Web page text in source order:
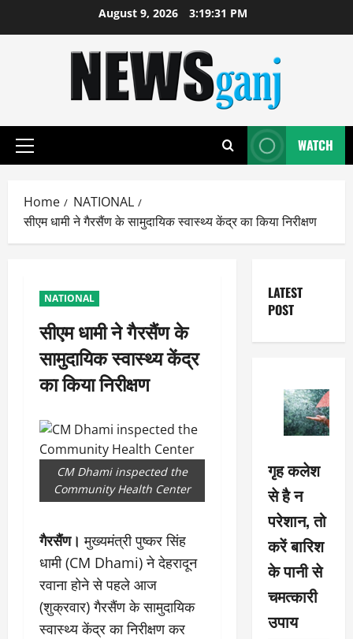
August 9, 2026 3:19:31 PM
Primary
WATCH
Home
NATIONAL
सीएम धामी ने गैरसैंण के सामुदायिक स्वास्थ्य केंद्र का किया निरीक्षण
NATIONAL
सीएम धामी ने गैरसैंण के
सामुदायिक स्वास्थ्य केंद्र
का किया निरीक्षण
CM Dhami inspected the
Community Health Center
गैरसैंण। मुख्यमंत्री पुष्कर सिंह
धामी (CM Dhami) ने देहरादून
रवाना होने से पहले आज
(शुक्रवार) गैरसैंण के सामुदायिक
स्वास्थ्य केंद्र का निरीक्षण कर
LATEST
POST
गृह कलेश
से है न
परेशान, तो
करें बारिश
के पानी से
चमत्कारी
उपाय